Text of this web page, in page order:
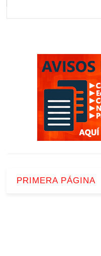
PRIMERA PÁGINA